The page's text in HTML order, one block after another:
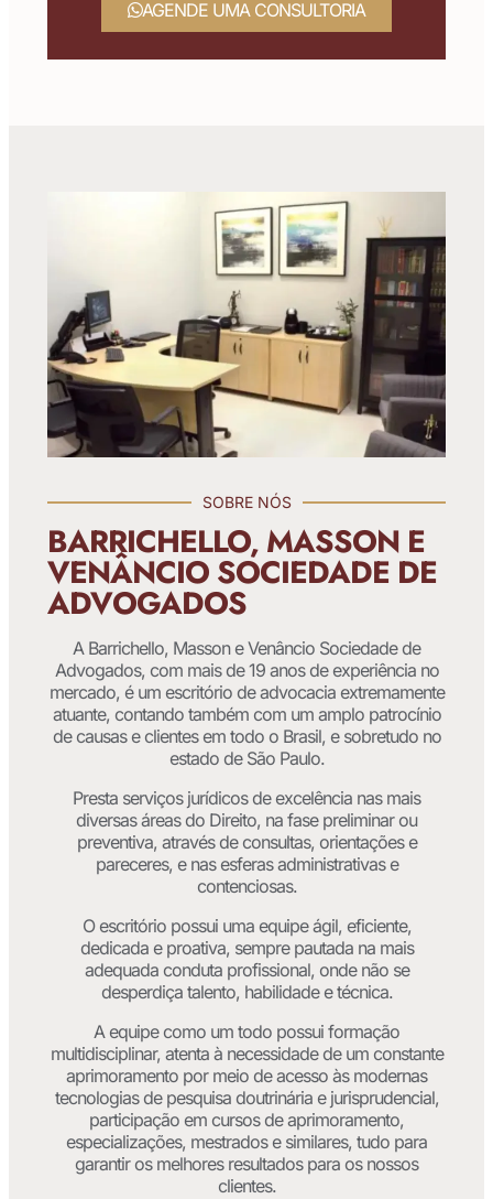
AGENDE UMA CONSULTORIA
SOBRE NÓS
BARRICHELLO, MASSON E
VENÂNCIO SOCIEDADE DE
ADVOGADOS
A Barrichello, Masson e Venâncio Sociedade de
Advogados, com mais de 19 anos de experiência no
mercado, é um escritório de advocacia extremamente
atuante, contando também com um amplo patrocínio
de causas e clientes em todo o Brasil, e sobretudo no
estado de São Paulo.
Presta serviços jurídicos de excelência nas mais
diversas áreas do Direito, na fase preliminar ou
preventiva, através de consultas, orientações e
pareceres, e nas esferas administrativas e
contenciosas.
O escritório possui uma equipe ágil, eficiente,
dedicada e proativa, sempre pautada na mais
adequada conduta profissional, onde não se
desperdiça talento, habilidade e técnica.
A equipe como um todo possui formação
multidisciplinar, atenta à necessidade de um constante
aprimoramento por meio de acesso às modernas
tecnologias de pesquisa doutrinária e jurisprudencial,
participação em cursos de aprimoramento,
especializações, mestrados e similares, tudo para
garantir os melhores resultados para os nossos
clientes.